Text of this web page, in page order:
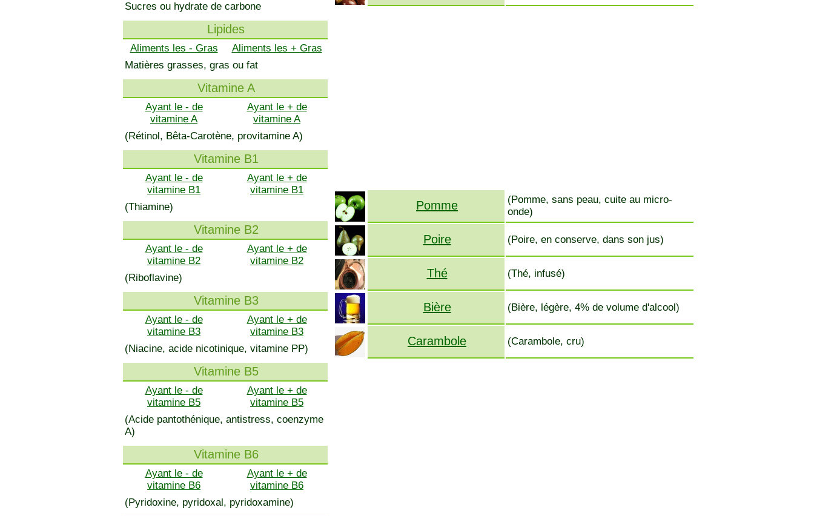
Sucres ou hydrate de carbone
Lipides
Aliments les - Gras
Aliments les + Gras
Matières grasses, gras ou fat
Vitamine A
Ayant le - de
vitamine A
Ayant le + de
vitamine A
(Rétinol, Bêta-Carotène, provitamine A)
Vitamine B1
Ayant le - de
vitamine B1
Ayant le + de
vitamine B1
(Thiamine)
Vitamine B2
Ayant le - de
vitamine B2
Ayant le + de
vitamine B2
(Riboflavine)
Vitamine B3
Ayant le - de
vitamine B3
Ayant le + de
vitamine B3
(Niacine, acide nicotinique, vitamine PP)
Vitamine B5
Ayant le - de
vitamine B5
Ayant le + de
vitamine B5
(Acide pantothénique, antistress, coenzyme
A)
Vitamine B6
Ayant le - de
vitamine B6
Ayant le + de
vitamine B6
(Pyridoxine, pyridoxal, pyridoxamine)
Pomme
(Pomme, sans peau, cuite au micro-
onde)
Poire (Poire, en conserve, dans son jus)
Thé (Thé, infusé)
Bière (Bière, légère, 4% de volume d'alcool)
Carambole (Carambole, cru)